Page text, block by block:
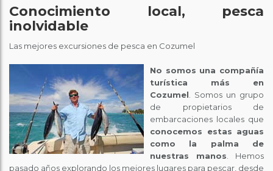
Conocimiento local, pesca
inolvidable
Las mejores excursiones de pesca en Cozumel
No somos una compañía
turística más en
Cozumel. Somos un grupo
de propietarios de
embarcaciones locales que
conocemos estas aguas
como la palma de
nuestras manos. Hemos
pasado años explorando los mejores lugares para pescar, desde